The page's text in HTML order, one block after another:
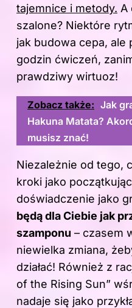
tajemnice i metody. A
szalone? Niektóre
jak budowa cepa, ale
godzin ćwiczeń,
prawdziwy wirtuoz!
Zobacz także: Jak
Hakuna Matata?
musisz znać!
Niezależnie od tego,
kroki jako
doświadczenie jako
będą dla Ciebie jak
szamponu – czasem
niewielka zmiana,
działać! Również z
of the Rising Sun”
nadaje się jako